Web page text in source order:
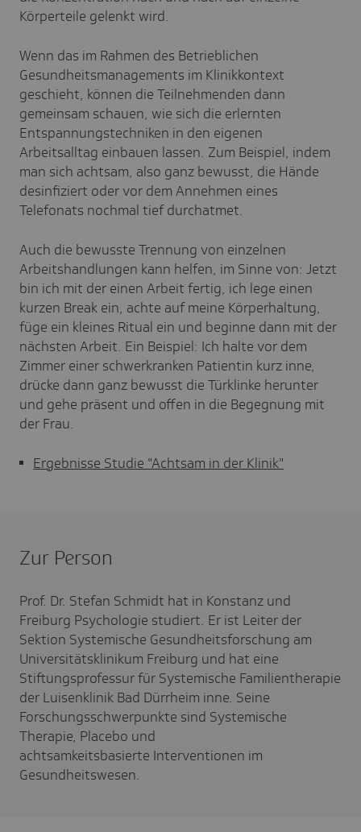
Körperteile gelenkt wird.
Wenn das im Rahmen des Betrieblichen
Gesundheitsmanagements im Klinikkontext
geschieht, können die Teilnehmenden dann
gemeinsam schauen, wie sich die erlernten
Entspannungstechniken in den eigenen
Arbeitsalltag einbauen lassen. Zum Beispiel, indem
man sich achtsam, also ganz bewusst, die Hände
desinfiziert oder vor dem Annehmen eines
Telefonats nochmal tief durchatmet.
Auch die bewusste Trennung von einzelnen
Arbeitshandlungen kann helfen, im Sinne von: Jetzt
bin ich mit der einen Arbeit fertig, ich lege einen
kurzen Break ein, achte auf meine Körperhaltung,
füge ein kleines Ritual ein und beginne dann mit der
nächsten Arbeit. Ein Beispiel: Ich halte vor dem
Zimmer einer schwerkranken Patientin kurz inne,
drücke dann ganz bewusst die Türklinke herunter
und gehe präsent und offen in die Begegnung mit
der Frau.
Ergebnisse Studie "Achtsam in der Klinik"
Zur Person
Prof. Dr. Stefan Schmidt hat in Konstanz und
Freiburg Psychologie studiert. Er ist Leiter der
Sektion Systemische Gesundheitsforschung am
Universitätsklinikum Freiburg und hat eine
Stiftungsprofessur für Systemische Familientherapie
der Luisenklinik Bad Dürrheim inne. Seine
Forschungsschwerpunkte sind Systemische
Therapie, Placebo und
achtsamkeitsbasierte Interventionen im
Gesundheitswesen.